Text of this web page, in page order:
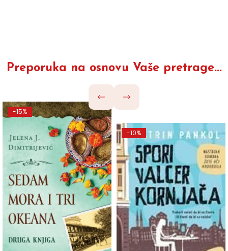
Preporuka na osnovu Vaše pretrage...
-15%
-10%